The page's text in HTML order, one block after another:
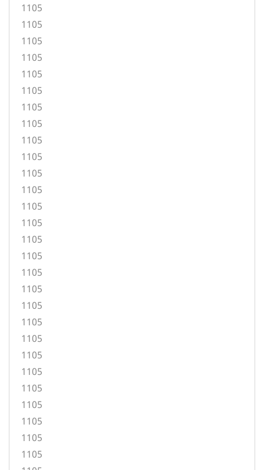
1105
1105
1105
1105
1105
1105
1105
1105
1105
1105
1105
1105
1105
1105
1105
1105
1105
1105
1105
1105
1105
1105
1105
1105
1105
1105
1105
1105